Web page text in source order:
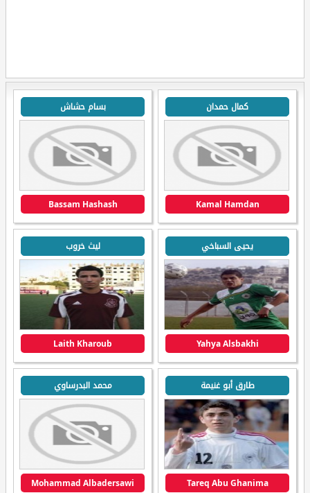
كمال حمدان
Kamal Hamdan
بسام حشاش
Bassam Hashash
يحيى السباخي
Yahya Alsbakhi
ليث خروب
Laith Kharoub
طارق أبو غنيمة
Tareq Abu Ghanima
محمد البدرساوي
Mohammad Albadersawi